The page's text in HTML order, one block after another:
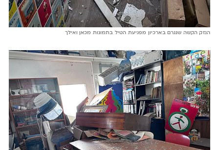
הנזק הקשה שנגרם בארכיון מפגיעת הטיל בתמונות מכאן ואילך